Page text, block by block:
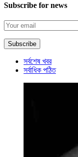
Subscribe for news
সর্বশেষ খবর
সর্বাধিক পঠিত